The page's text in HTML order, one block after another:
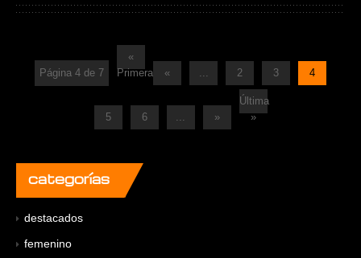
Página 4 de 7
«
Primera
« ... 2 3 4
5 6 ... »
Última
»
categorías
destacados
femenino